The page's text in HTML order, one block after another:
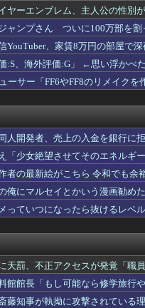
近AIで仕事がつまらなくなった」
」私「やります！でも一つだけ
－ロッテ
修学旅行や平和学習の小学生に
へ加入！！プレシーズン参加か
ンズ「泥臭いです、主人公が悩
質から逃げてしまうｗｗｗｗｗ
シコらすｗｗｗｗｗｗｗｗｗｗ
、主人公の性別が「Type-A」と
ー96MF横田大輔の加入を発表
ドン・田嶋幸三に直撃 「目標
1万本送ったら日本人は韓国産の
いいの？
ぐ家賃値上げ、どうすれば・・
ってあげるね」「『秘』がたく
？」嫁「深い意味なんてないよ
ど・・・
てしまった原因が判明 → ………
」と読んだら中途社員にすら笑
えるスタッフ、めっちゃ大変そ
日本が韓国人の海外就業先国家
ヤーエンブレム、主人公の性別
ジャンプさん ついに100万部を
YouTuber、家賃8万円の部屋
:S、海外評価:G」 ←思い浮かべ
ーサー「FF6やFF8のリメイクを
人開発者、売上の入金を銀行
「少女絶望させてそのエネル
者の最新絵がこちら 令和でも余
俺にマルセイとかいう漫画勧め
っていつになったら抜けるレベ
天罰、不正アクセスが発覚「職
館館長「もし可能なら修学旅
藤知事が執拗に攻撃されてい